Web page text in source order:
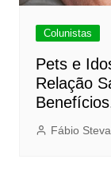
Colunistas
Pets e
Relação
Fábio